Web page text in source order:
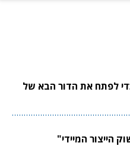
לפתח את הדור הבא של